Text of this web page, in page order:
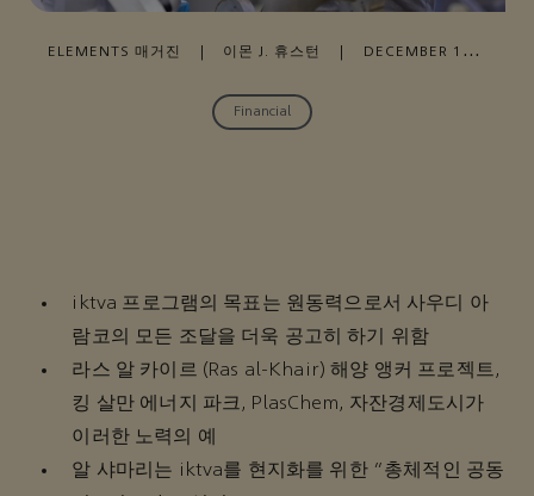
ELEMENTS 매거진 이몬 J. 휴스턴
DECEMBER 15,
Financial
iktva 프로그램의 목표는 원동력으로서 사우디 아
람코의 모든 조달을 더욱 공고히 하기 위함
라스 알 카이르 (Ras al-Khair) 해양 앵커 프로젝트,
킹 살만 에너지 파크, PlasChem, 자잔경제도시가
이러한 노력의 예
알 샤마리는 iktva를 현지화를 위한 “총체적인 공동